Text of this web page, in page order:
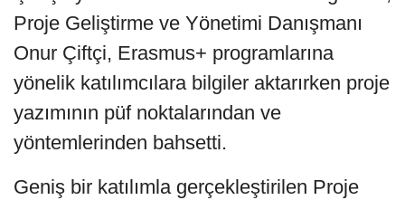
Proje Geliştirme ve Yönetimi Danışmanı
Onur Çiftçi, Erasmus+ programlarına
yönelik katılımcılara bilgiler aktarırken proje
yazımının püf noktalarından ve
yöntemlerinden bahsetti.
Geniş bir katılımla gerçekleştirilen Proje